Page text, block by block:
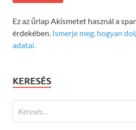
Ez az űrlap Akismetet használ a
érdekében. Ismerje meg, hogyan
adatai.
KERESÉS